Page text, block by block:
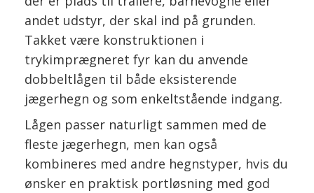
andet udstyr, der skal ind på grunden.
Takket være konstruktionen i
trykimprægneret fyr kan du anvende
dobbeltlågen til både eksisterende
jægerhegn og som enkeltstående indgang.
Lågen passer naturligt sammen med de
fleste jægerhegn, men kan også
kombineres med andre hegnstyper, hvis du
ønsker en praktisk portløsning med god